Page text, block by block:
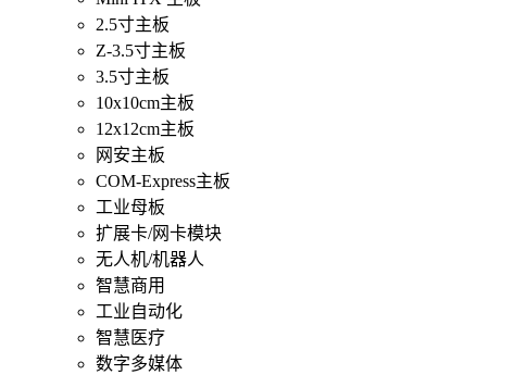
2.5寸主板
Z-3.5寸主板
3.5寸主板
10x10cm主板
12x12cm主板
网安主板
COM-Express主板
工业母板
扩展卡/网卡模块
无人机/机器人
智慧商用
工业自动化
智慧医疗
数字多媒体